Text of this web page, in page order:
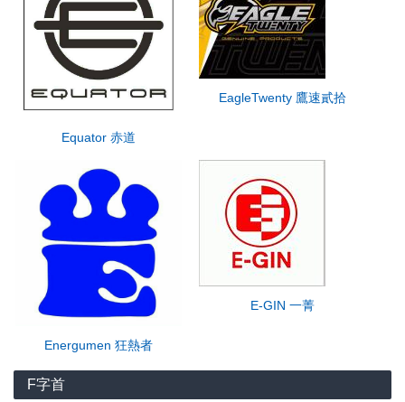
Equator 赤道
EagleTwenty 鷹速貳拾
Energumen 狂熱者
E-GIN 一菁
F字首